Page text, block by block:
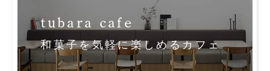
tubara cafe
和菓子を気軽に楽しめるカフェ